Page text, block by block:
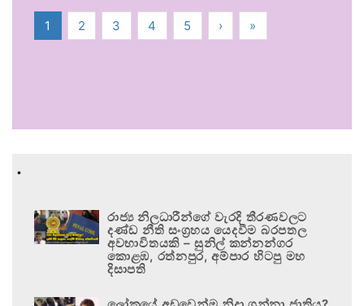
1 2 3 4 5 › »
.
රාජ්‍ය නිලධාරීන්ගේ වැරදි තීරණවලට
දණ්ඩ නීති සංග්‍රහය යෙදවීම බරපතල
අවභාවිතයකි – සුනිල් කන්නන්ගර
කොළඹ, රත්නපුර, අම්පාර හිටපු මහ
දිසාපති